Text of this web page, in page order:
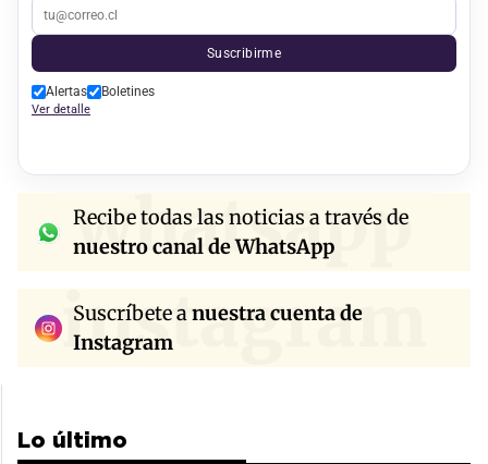
Suscribirme
Alertas Boletines
Ver detalle
whatsapp
Recibe todas las noticias a través de
nuestro canal de WhatsApp
instagram
Suscríbete anuestra cuenta de
Instagram
Lo último